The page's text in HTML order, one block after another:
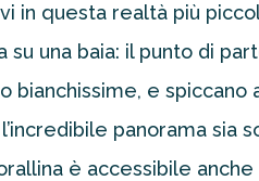
Punti chiave
in questa realtà più
su una baia: il punto di
bianchissime, e
panorama sia
è accessibile